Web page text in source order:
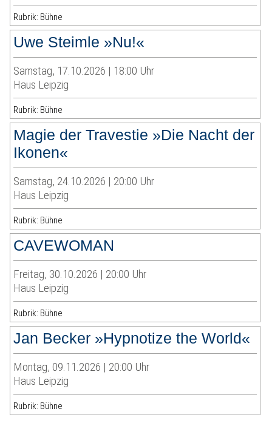
Rubrik: Bühne
Uwe Steimle »Nu!«
Samstag, 17.10.2026 | 18:00 Uhr
Haus Leipzig
Rubrik: Bühne
Magie der Travestie »Die Nacht der
Ikonen«
Samstag, 24.10.2026 | 20:00 Uhr
Haus Leipzig
Rubrik: Bühne
CAVEWOMAN
Freitag, 30.10.2026 | 20:00 Uhr
Haus Leipzig
Rubrik: Bühne
Jan Becker »Hypnotize the World«
Montag, 09.11.2026 | 20:00 Uhr
Haus Leipzig
Rubrik: Bühne